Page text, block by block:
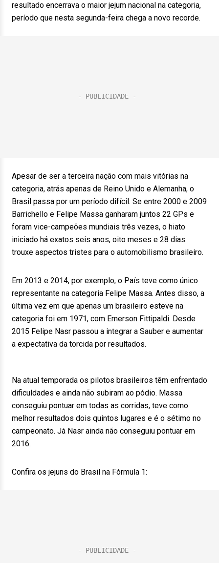
resultado encerrava o maior jejum nacional na categoria,
período que nesta segunda-feira chega a novo recorde.
Apesar de ser a terceira nação com mais vitórias na
categoria, atrás apenas de Reino Unido e Alemanha, o
Brasil passa por um período difícil. Se entre 2000 e 2009
Barrichello e Felipe Massa ganharam juntos 22 GPs e
foram vice-campeões mundiais três vezes, o hiato
iniciado há exatos seis anos, oito meses e 28 dias
trouxe aspectos tristes para o automobilismo brasileiro.
Em 2013 e 2014, por exemplo, o País teve como único
representante na categoria Felipe Massa. Antes disso, a
última vez em que apenas um brasileiro esteve na
categoria foi em 1971, com Emerson Fittipaldi. Desde
2015 Felipe Nasr passou a integrar a Sauber e aumentar
a expectativa da torcida por resultados.
Na atual temporada os pilotos brasileiros têm enfrentado
dificuldades e ainda não subiram ao pódio. Massa
conseguiu pontuar em todas as corridas, teve como
melhor resultados dois quintos lugares e é o sétimo no
campeonato. Já Nasr ainda não conseguiu pontuar em
2016.
Confira os jejuns do Brasil na Fórmula 1: